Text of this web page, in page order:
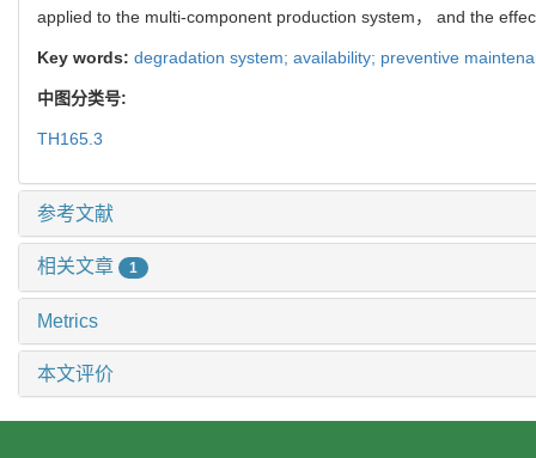
applied to the multi-component production system， and the
Key words: degradation system; availability; preventive
中图分类号:
TH165.3
参考文献
相关文章 1
Metrics
本文评价